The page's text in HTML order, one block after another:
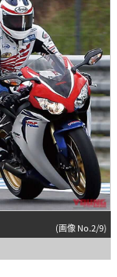
(画像 No.2/9)